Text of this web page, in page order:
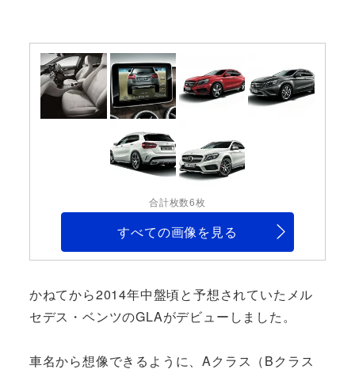
合計枚数6枚
すべての画像を見る
かねてから2014年中盤頃と予想されていたメル
セデス・ベンツのGLAがデビューしました。
車名から想像できるように、Aクラス（Bクラス